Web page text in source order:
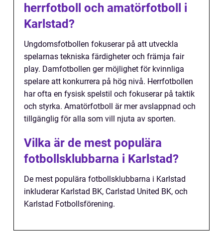
herrfotboll och amatörfotboll i
Karlstad?
Ungdomsfotbollen fokuserar på att utveckla
spelarnas tekniska färdigheter och främja fair
play. Damfotbollen ger möjlighet för kvinnliga
spelare att konkurrera på hög nivå. Herrfotbollen
har ofta en fysisk spelstil och fokuserar på taktik
och styrka. Amatörfotboll är mer avslappnad och
tillgänglig för alla som vill njuta av sporten.
Vilka är de mest populära
fotbollsklubbarna i Karlstad?
De mest populära fotbollsklubbarna i Karlstad
inkluderar Karlstad BK, Carlstad United BK, och
Karlstad Fotbollsförening.